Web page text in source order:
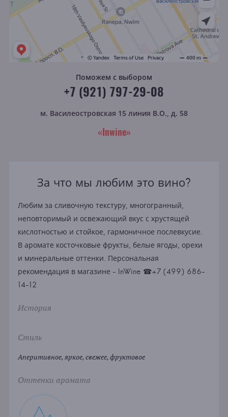
Поможем с выбором
+7 (921) 797-29-08
м. Василеостровская 15 линия В.О., д. 58
«Inwine»
За что мы любим это вино?
Любим за сливочную текстуру, многогранный,
неповторимый и освежающий вкус с хрустящей
кислотностью и стойкое, гармоничное послевкусие.
В аромате косточковые фрукты, белые ягоды, орехи
и минеральные оттенки. Персональная
рекомендация в магазине - InWine ☎+7 (499) 686-
14-12
История
Стиль
Аперитивное, яркое, свежее, фруктовое
Оттенки аромата